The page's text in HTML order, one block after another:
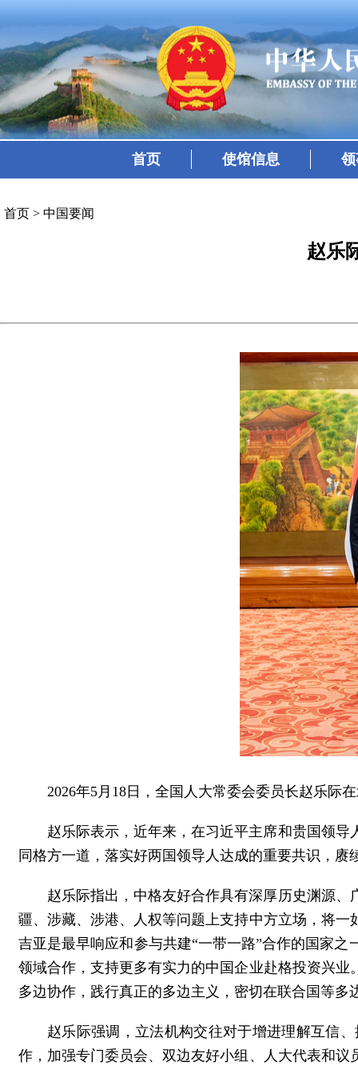
首页 使馆信息
首页 > 中国要闻
赵乐
2026年5月18日，全国人大常委会委员长赵乐际
赵乐际表示，近年来，在习近平主席和贵国领
同格方一道，落实好两国领导人达成的重要共识，
赵乐际指出，中格友好合作具有深厚历史渊源
疆、涉藏、涉港、人权等问题上支持中方立场，将
吉亚是最早响应和参与共建“一带一路”合作的国家
领域合作，支持更多有实力的中国企业赴格投资兴
多边协作，践行真正的多边主义，密切在联合国等多
赵乐际强调，立法机构交往对于增进理解互信
作，加强专门委员会、双边友好小组、人大代表和